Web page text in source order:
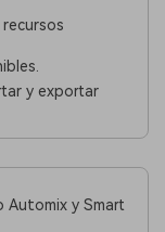
y exportar
Automix y Smart